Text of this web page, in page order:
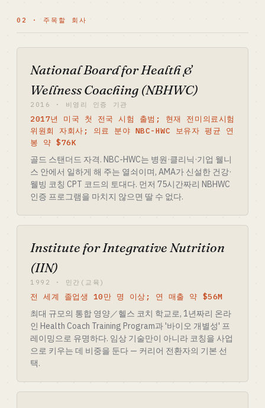
02 · 주목할 회사
National Board for Health &
Wellness Coaching (NBHWC)
2016 · 비영리 인증 기관
2017년 미국 첫 전국 시험 출범; 현재 전미의료시험
위원회 자회사; 의료 분야 NBC-HWC 보유자 평균 연
봉 약 $76K
골드 스탠더드 자격. NBC-HWC는 병원·클리닉·기업 웰니
스 안에서 일하게 해 주는 열쇠이며, AMA가 신설한 건강·
웰빙 코칭 CPT 코드의 토대다. 먼저 75시간짜리 NBHWC
인증 프로그램을 마치지 않으면 딸 수 없다.
Institute for Integrative Nutrition
(IIN)
1992 · 민간(교육)
전 세계 졸업생 10만 명 이상; 연 매출 약 $56M
최대 규모의 통합 영양／헬스 코치 학교로, 1년짜리 온라
인 Health Coach Training Program과 '바이오 개별성' 프
레이밍으로 유명하다. 임상 기술만이 아니라 코칭을 사업
으로 키우는 데 비중을 둔다 — 커리어 전환자의 기본 선
택.